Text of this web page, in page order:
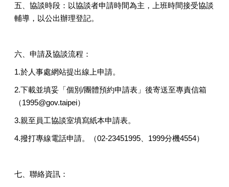
五、協談時段：以協談者申請時間為主，上班時間接受協談
輔導，以公出辦理登記。
六、申請及協談流程：
1.於人事處網站提出線上申請。
2.下載並填妥「個別/團體預約申請表」後寄送至專責信箱
（1995@gov.taipei）
3.親至員工協談室填寫紙本申請表。
4.撥打專線電話申請。（02-23451995、1999分機4554）
七、聯絡資訊：